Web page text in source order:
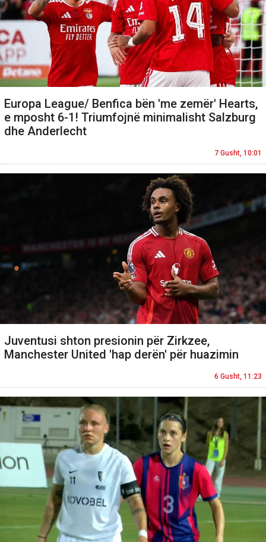
Europa League/ Benfica bën 'me zemër' Hearts,
e mposht 6-1! Triumfojnë minimalisht Salzburg
dhe Anderlecht
7 Gusht, 10:01
Juventusi shton presionin për Zirkzee,
Manchester United 'hap derën' për huazimin
6 Gusht, 11:23